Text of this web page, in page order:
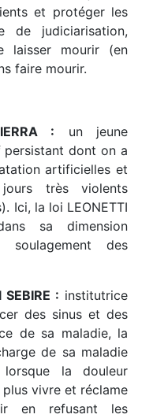
et protéger les
de judiciarisation,
laisser mourir (en
faire mourir.
: un jeune
dont on a
artificielles et
très violents
Ici, la loi LEONETTI
sa dimension
soulagement des
: institutrice
des sinus et des
de sa maladie, la
de sa maladie
la douleur
plus vivre et réclame
en refusant les